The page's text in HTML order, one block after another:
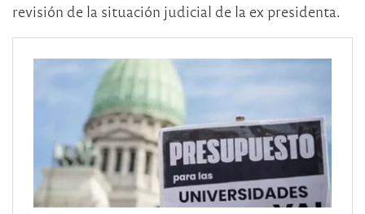
revisión de la situación judicial de la ex presidenta.